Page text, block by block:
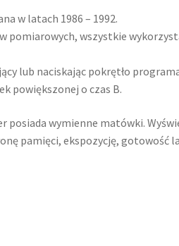
w latach 1986 – 1992.
pomiarowych, wszystkie
lub naciskając pokrętło
powiększonej o czas B.
posiada wymienne matówki.
pamięci, ekspozycję, gotowość